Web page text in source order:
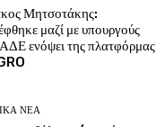
Μητσοτάκης:
μαζί με υπουργούς
ενόψει της πλατφόρμας
ΝΈΑ